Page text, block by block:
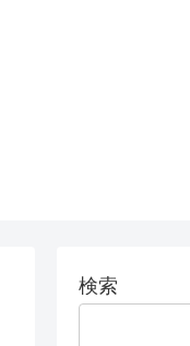
検索